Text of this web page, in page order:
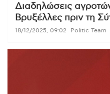
Διαδηλώσεις
Βρυξέλλες πριν τη
18/12/2025, 09:02 Politic Team